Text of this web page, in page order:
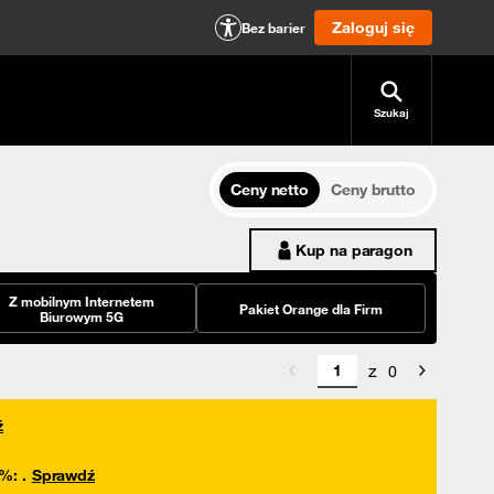
Bez barier Zaloguj się
Szukaj
Ceny netto
Ceny brutto
Kup na paragon
Z mobilnym Internetem
Biurowym 5G
Pakiet Orange dla Firm
z 0
: . Sprawdź